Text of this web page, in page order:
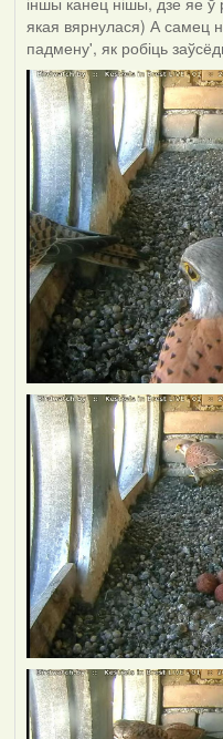
якая вярнулася) А самец
падмену', як робіць